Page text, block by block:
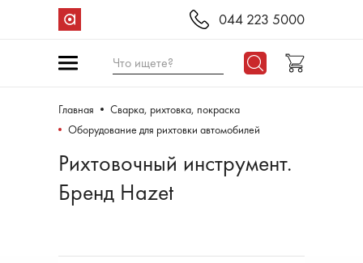
044 223 5000
Что ищете?
Главная
Сварка, рихтовка, покраска
Оборудование для рихтовки автомобилей
Рихтовочный инструмент.
Бренд Hazet